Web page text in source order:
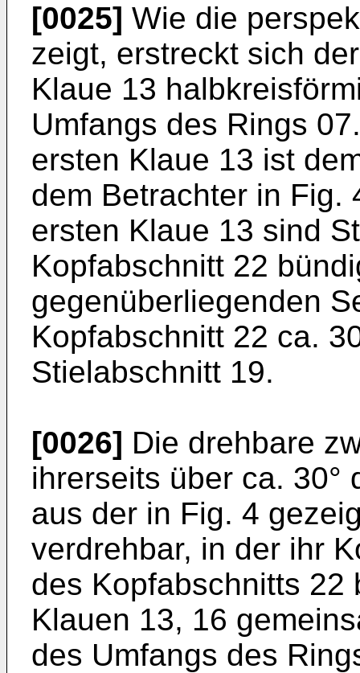
[0025] Wie die
zeigt, erstreckt sich
Klaue 13
Umfangs des Rings
ersten Klaue 13 ist
dem Betrachter in Fig.
ersten Klaue 13 sind
Kopfabschnitt 22
gegenüberliegenden
Kopfabschnitt 22 ca.
Stielabschnitt 19.
[0026] Die drehbare
ihrerseits über ca. 30°
aus der in Fig. 4
verdrehbar, in der ihr
des Kopfabschnitts 22
Klauen 13, 16
des Umfangs des